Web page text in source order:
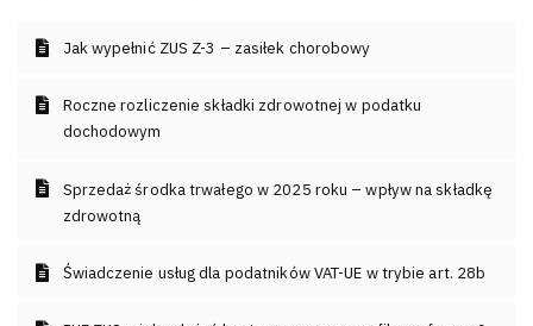
Jak wypełnić ZUS Z-3 – zasiłek chorobowy
Roczne rozliczenie składki zdrowotnej w podatku
dochodowym
Sprzedaż środka trwałego w 2025 roku – wpływ na składkę
zdrowotną
Świadczenie usług dla podatników VAT-UE w trybie art. 28b